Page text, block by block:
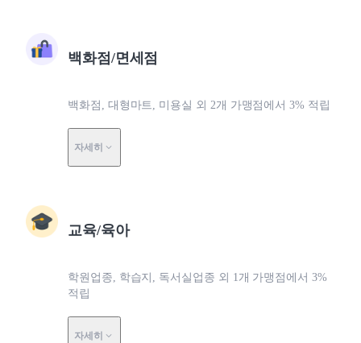
백화점/면세점
백화점, 대형마트, 미용실 외 2개 가맹점에서 3% 적립
자세히
교육/육아
학원업종, 학습지, 독서실업종 외 1개 가맹점에서 3%
적립
자세히